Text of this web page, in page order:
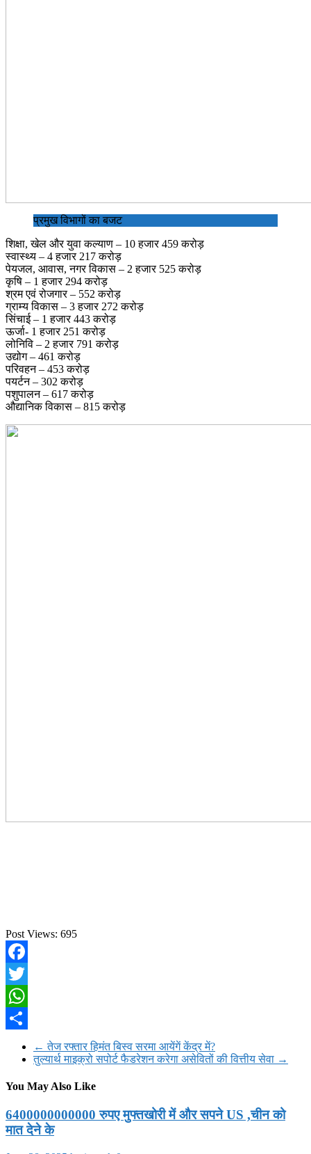
प्रमुख विभागों का बजट
शिक्षा, खेल और युवा कल्याण – 10 हजार 459 करोड़
स्वास्थ्य – 4 हजार 217 करोड़
पेयजल, आवास, नगर विकास – 2 हजार 525 करोड़
कृषि – 1 हजार 294 करोड़
श्रम एवं रोजगार – 552 करोड़
ग्राम्य विकास – 3 हजार 272 करोड़
सिंचाई – 1 हजार 443 करोड़
ऊर्जा- 1 हजार 251 करोड़
लोनिवि – 2 हजार 791 करोड़
उद्योग – 461 करोड़
परिवहन – 453 करोड़
पयर्टन – 302 करोड़
पशुपालन – 617 करोड़
औद्यानिक विकास – 815 करोड़
Post Views: 695
Facebook
Twitter
WhatsApp
← तेज रफ्तार हिमंत बिस्व सरमा आयेंगें केंद्र में?
तुल्यार्थ माइक्रो सपोर्ट फैडरेशन करेगा असेवितों की वित्तीय सेवा →
You May Also Like
6400000000000 रुपए मुफ्तखोरी में और सपने US ,चीन को
मात देने के